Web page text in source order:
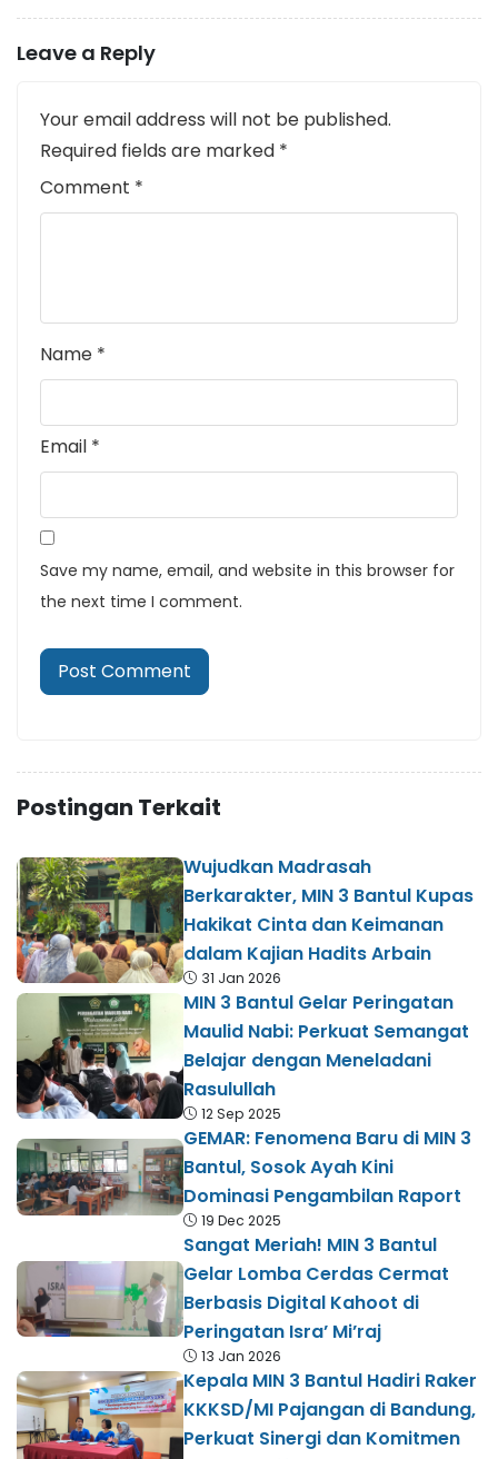
Leave a Reply
Your email address will not be published.
Required fields are marked *
Comment *
Name *
Email *
Save my name, email, and website in this browser for
the next time I comment.
Postingan Terkait
Wujudkan Madrasah
Berkarakter, MIN 3 Bantul Kupas
Hakikat Cinta dan Keimanan
dalam Kajian Hadits Arbain
31 Jan 2026
MIN 3 Bantul Gelar Peringatan
Maulid Nabi: Perkuat Semangat
Belajar dengan Meneladani
Rasulullah
12 Sep 2025
GEMAR: Fenomena Baru di MIN 3
Bantul, Sosok Ayah Kini
Dominasi Pengambilan Raport
19 Dec 2025
Sangat Meriah! MIN 3 Bantul
Gelar Lomba Cerdas Cermat
Berbasis Digital Kahoot di
Peringatan Isra’ Mi’raj
13 Jan 2026
Kepala MIN 3 Bantul Hadiri Raker
KKKSD/MI Pajangan di Bandung,
Perkuat Sinergi dan Komitmen